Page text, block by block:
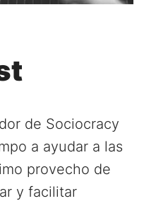
de Sociocracy
a ayudar a las
provecho de
y facilitar